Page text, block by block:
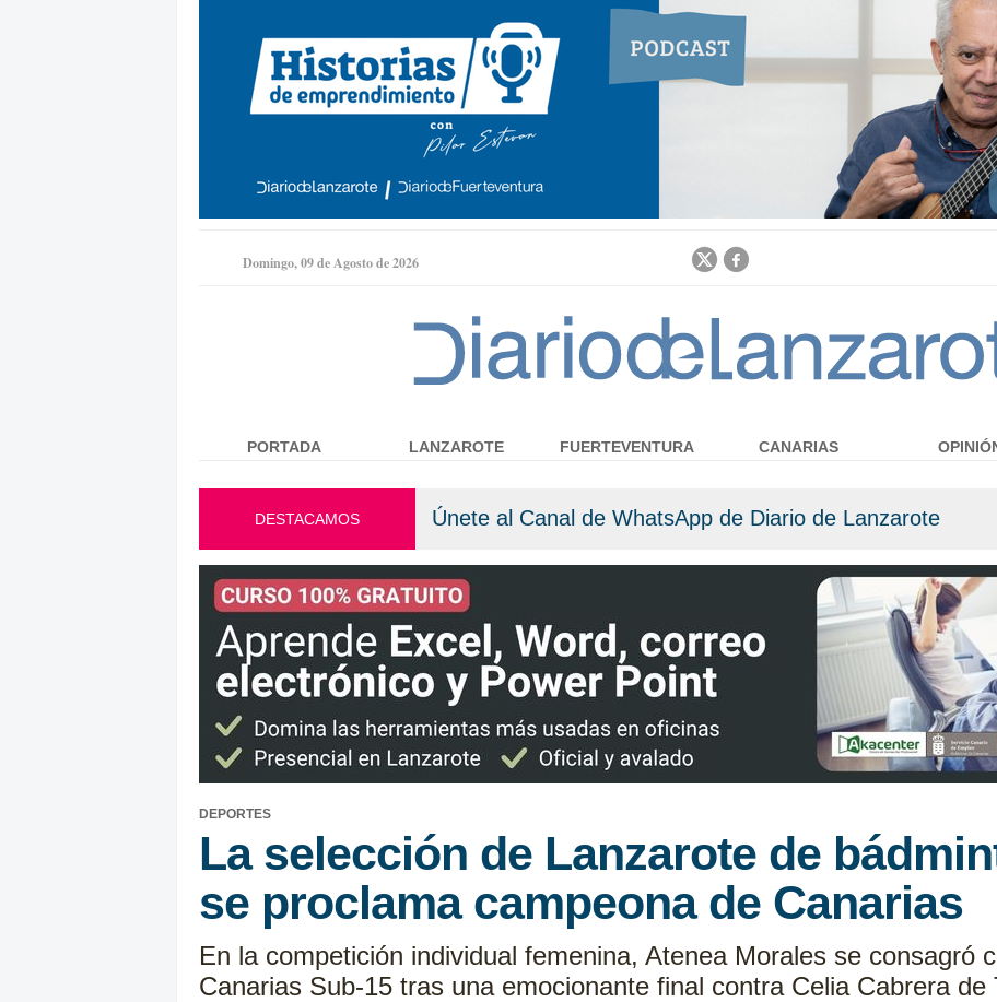
Jump to navigation
Domingo, 09 de Agosto de 2026
DESTACAMOS Únete al Canal de WhatsApp de Diario de Lanzarote
DEPORTES
La selección de Lanzarote de
se proclama campeona de Canarias
En la competición individual femenina, Atenea Morales se consagró
Canarias Sub-15 tras una emocionante final contra Celia Cabrera de
PORTADA LANZAROTE FUERTEVENTURA CANARIAS